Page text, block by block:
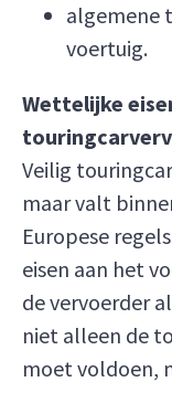
algemene
voertuig.
Wettelijke
Veilig
maar valt
Europese
eisen aan het
de vervoerder
niet alleen de
moet voldoen,